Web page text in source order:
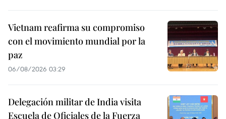
Vietnam reafirma su compromiso
con el movimiento mundial por la
paz
06/08/2026 03:29
Delegación militar de India visita
Escuela de Oficiales de la Fuerza